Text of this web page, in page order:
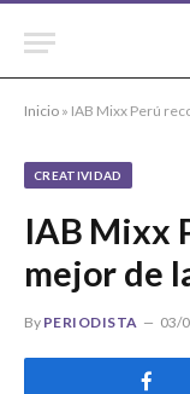
Inicio » IAB Mixx Perú
CREATIVIDAD
IAB Mixx
mejor de
By PERIODISTA 03/